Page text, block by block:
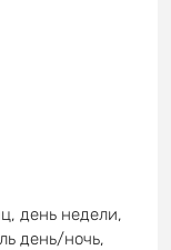
день недели,
день/ночь,